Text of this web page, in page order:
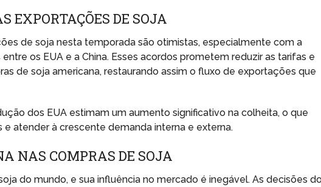
EXPORTAÇÕES DE SOJA
de soja nesta temporada são otimistas, especialmente com a
os EUA e a China. Esses acordos prometem reduzir as tarifas e
de soja americana, restaurando assim o fluxo de exportações que
dos EUA estimam um aumento significativo na colheita, o que
atender à crescente demanda interna e externa.
NAS COMPRAS DE SOJA
do mundo, e sua influência no mercado é inegável. As decisões